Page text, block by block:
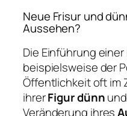
Neue Frisur und
Aussehen?
Die Einführung einer
beispielsweise der
Öffentlichkeit oft im
ihrerFigur dünn
Veränderung ihres